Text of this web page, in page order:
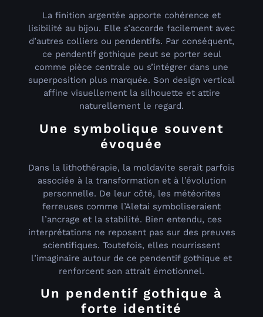
La finition argentée apporte cohérence et
lisibilité au bijou. Elle s’accorde facilement avec
d’autres colliers ou pendentifs. Par conséquent,
ce pendentif gothique peut se porter seul
comme pièce centrale ou s’intégrer dans une
superposition plus marquée. Son design vertical
affine visuellement la silhouette et attire
naturellement le regard.
Une symbolique souvent
évoquée
Dans la lithothérapie, la moldavite serait parfois
associée à la transformation et à l’évolution
personnelle. De leur côté, les météorites
ferreuses comme l’Aletai symboliseraient
l’ancrage et la stabilité. Bien entendu, ces
interprétations ne reposent pas sur des preuves
scientifiques. Toutefois, elles nourrissent
l’imaginaire autour de ce pendentif gothique et
renforcent son attrait émotionnel.
Un pendentif gothique à
forte identité